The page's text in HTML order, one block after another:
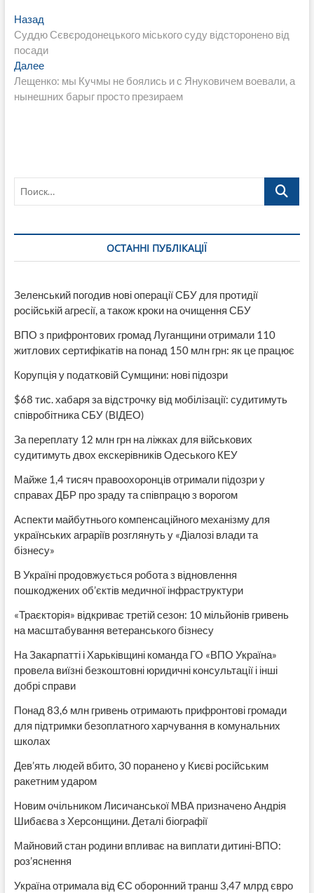
Навигация
по
записям
НазадПредыдущая
запись:
Суддю Сєвєродонецького міського суду відсторонено від
посади
ДалееСледующая
запись:
Лещенко: мы Кучмы не боялись и с Януковичем воевали, а
нынешних барыг просто презираем
Поиск…
ОСТАННІ ПУБЛІКАЦІЇ
Зеленський погодив нові операції СБУ для протидії
російській агресії, а також кроки на очищення СБУ
ВПО з прифронтових громад Луганщини отримали 110
житлових сертифікатів на понад 150 млн грн: як це працює
Корупція у податковій Сумщини: нові підозри
$68 тис. хабаря за відстрочку від мобілізації: судитимуть
співробітника СБУ (ВІДЕО)
За переплату 12 млн грн на ліжках для військових
судитимуть двох екскерівників Одеського КЕУ
Майже 1,4 тисяч правоохоронців отримали підозри у
справах ДБР про зраду та співпрацю з ворогом
Аспекти майбутнього компенсаційного механізму для
українських аграріїв розглянуть у «Діалозі влади та
бізнесу»
В Україні продовжується робота з відновлення
пошкоджених об’єктів медичної інфраструктури
«Траєкторія» відкриває третій сезон: 10 мільйонів гривень
на масштабування ветеранського бізнесу
На Закарпатті і Харьківщині команда ГО «ВПО Україна»
провела виїзні безкоштовні юридичні консультації і інші
добрі справи
Понад 83,6 млн гривень отримають прифронтові громади
для підтримки безоплатного харчування в комунальних
школах
Дев’ять людей вбито, 30 поранено у Києві російським
ракетним ударом
Новим очільником Лисичанської МВА призначено Андрія
Шибаєва з Херсонщини. Деталі біографії
Майновий стан родини впливає на виплати дитині-ВПО:
роз’яснення
Україна отримала від ЄС оборонний транш 3,47 млрд євро